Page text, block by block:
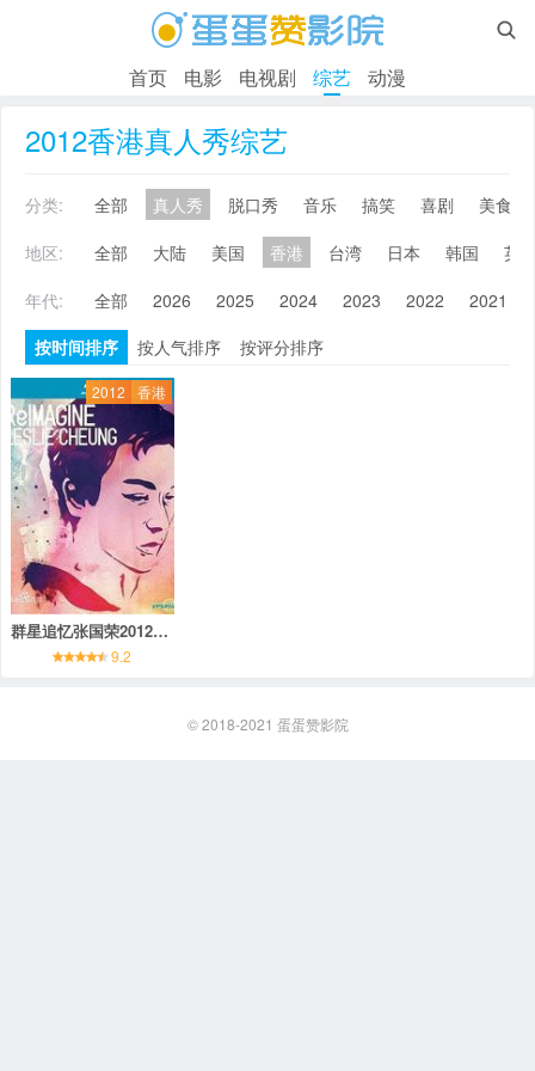

首页 电影 电视剧 综艺 动漫
2012香港真人秀综艺
分类: 全部 真人秀 脱口秀 音乐 搞笑 喜剧
美食
地区:
全部 大陆 美国 香港 台湾 日本 韩国
英
年代:
全部 2026 2025 2024 2023 2022 2021
按时间排序
按人气排序 按评分排序
2012 香港
群星追忆张国荣2012演唱会
9.2
© 2018-2021 蛋蛋赞影院